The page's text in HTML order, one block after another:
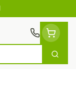
Zoek